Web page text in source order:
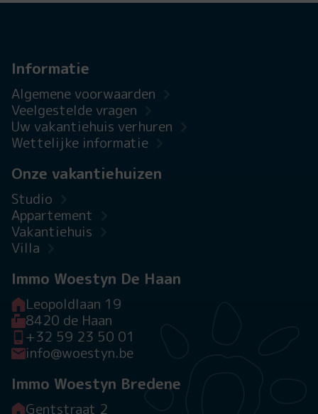
Informatie
Algemene voorwaarden
Veelgestelde vragen
Uw vakantiehuis verhuren
Wettelijke informatie
Onze vakantiehuizen
Studio
Appartement
Vakantiehuis
Villa
Immo Woestyn De Haan
Leopoldlaan 19
8420 de Haan
+32 59 23 50 01
info@woestyn.be
Immo Woestyn Bredene
Gentstraat 2